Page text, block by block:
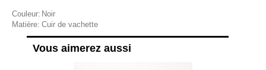
Couleur: Noir
Matière: Cuir de vachette
Vous aimerez aussi